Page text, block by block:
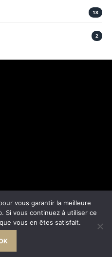
18
2
@2026
vous garantir la meilleure
Si vous continuez à utiliser ce
vous en êtes satisfait.